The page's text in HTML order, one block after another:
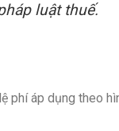
luật thuế.
phí áp dụng theo